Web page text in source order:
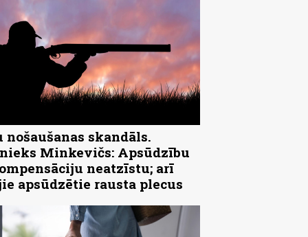
nošaušanas skandāls.
Minkevičs: Apsūdzību
neatzīstu; arī
apsūdzētie rausta plecus